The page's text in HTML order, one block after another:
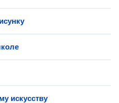
искусству